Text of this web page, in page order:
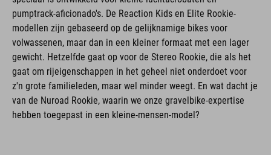
pumptrack-aficionado's. De Reaction Kids en Elite Rookie-
modellen zijn gebaseerd op de gelijknamige bikes voor
volwassenen, maar dan in een kleiner formaat met een lager
gewicht. Hetzelfde gaat op voor de Stereo Rookie, die als het
gaat om rijeigenschappen in het geheel niet onderdoet voor
z'n grote familieleden, maar wel minder weegt. En wat dacht je
van de Nuroad Rookie, waarin we onze gravelbike-expertise
hebben toegepast in een kleine-mensen-model?